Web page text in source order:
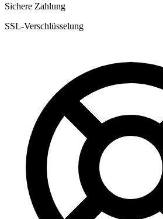
Sichere Zahlung
SSL-Verschlüsselung